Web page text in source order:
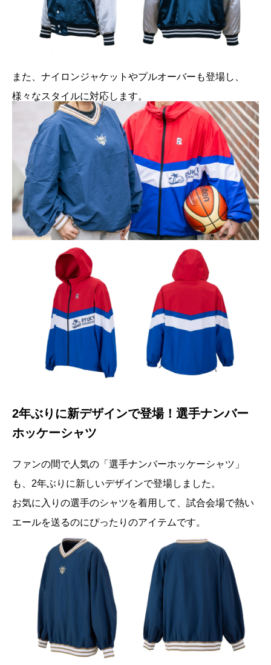
また、ナイロンジャケットやプルオーバーも登場し、
様々なスタイルに対応します。
2年ぶりに新デザインで登場！選手ナンバー
ホッケーシャツ
ファンの間で人気の「選手ナンバーホッケーシャツ」
も、2年ぶりに新しいデザインで登場しました。
お気に入りの選手のシャツを着用して、試合会場で熱い
エールを送るのにぴったりのアイテムです。